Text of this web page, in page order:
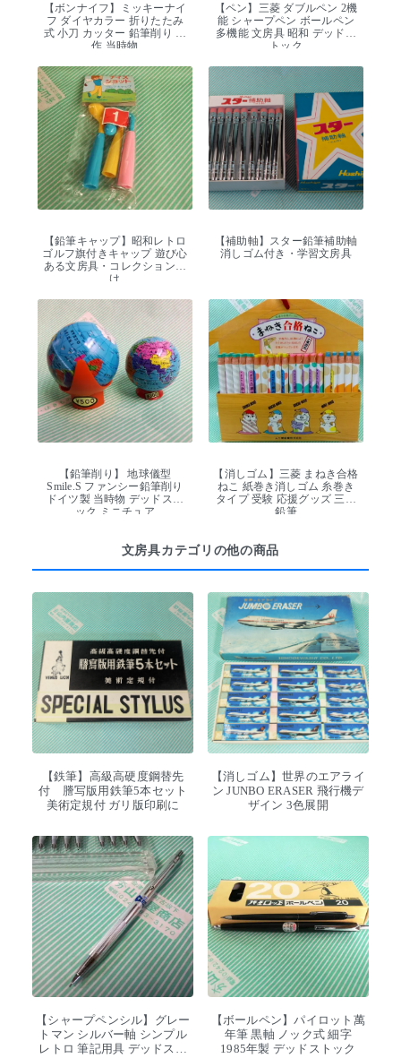
【ボンナイフ】ミッキーナイ
フ ダイヤカラー 折りたたみ
式 小刀 カッター 鉛筆削り 工
作 当時物
【ペン】三菱 ダブルペン 2機
能 シャープペン ボールペン
多機能 文房具 昭和 デッドス
トック
【鉛筆キャップ】昭和レトロ
ゴルフ旗付きキャップ 遊び心
ある文房具・コレクション向
け
【補助軸】スター鉛筆補助軸
消しゴム付き・学習文房具
【鉛筆削り】 地球儀型
Smile.S ファンシー鉛筆削り
ドイツ製 当時物 デッドスト
ック ミニチュア
【消しゴム】三菱 まねき合格
ねこ 紙巻き消しゴム 糸巻き
タイプ 受験 応援グッズ 三菱
鉛筆
文房具カテゴリの他の商品
【鉄筆】高級高硬度鋼替先
付 謄写版用鉄筆5本セット
美術定規付 ガリ版印刷に
【消しゴム】世界のエアライ
ン JUNBO ERASER 飛行機デ
ザイン 3色展開
【シャープペンシル】グレー
トマン シルバー軸 シンプル
レトロ 筆記用具 デッドスト
【ボールペン】パイロット萬
年筆 黒軸 ノック式 細字
1985年製 デッドストック